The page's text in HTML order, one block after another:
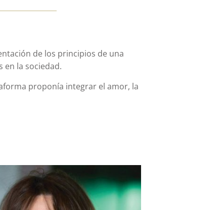
de los principios de una
en la sociedad.
proponía integrar el amor, la